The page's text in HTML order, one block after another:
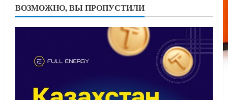
ВОЗМОЖНО, ВЫ ПРОПУСТИЛИ